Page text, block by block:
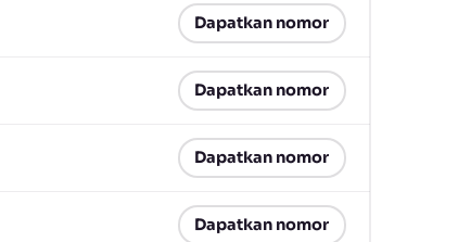
Dapatkan nomor
Dapatkan nomor
Dapatkan nomor
Dapatkan nomor